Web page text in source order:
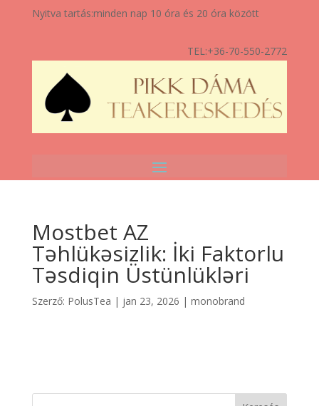
Nyitva tartás:minden nap 10 óra és 20 óra között
TEL:+36-70-550-2772
Mostbet AZ
Təhlükəsizlik: İki Faktorlu
Təsdiqin Üstünlükləri
Szerző: PolusTea | jan 23, 2026 | monobrand